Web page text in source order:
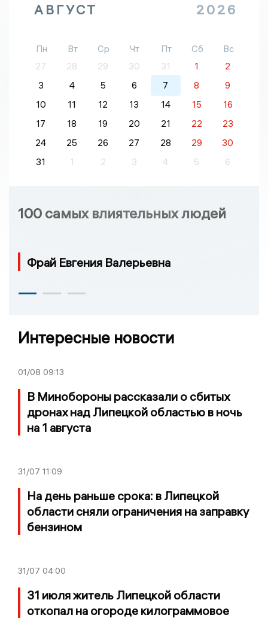
АВГУСТ 2026
Пн Вт Ср Чт Пт Сб
Вс
27
28 29 30 31 1
2
3
4 5 6 7 8
9
10
11 12 13 14 15
16
17
18 19 20 21 22
23
24
25 26 27 28 29
30
31
1 2 3 4 5 6
100 самых влиятельных людей
Фрай Евгения Валерьевна
Интересные новости
01/08 09:13
В Минобороны рассказали о сбитых
дронах над Липецкой областью в ночь
на 1 августа
31/07 11:09
На день раньше срока: в Липецкой
области сняли ограничения на заправку
бензином
31/07 04:00
31 июля житель Липецкой области
откопал на огороде килограммовое